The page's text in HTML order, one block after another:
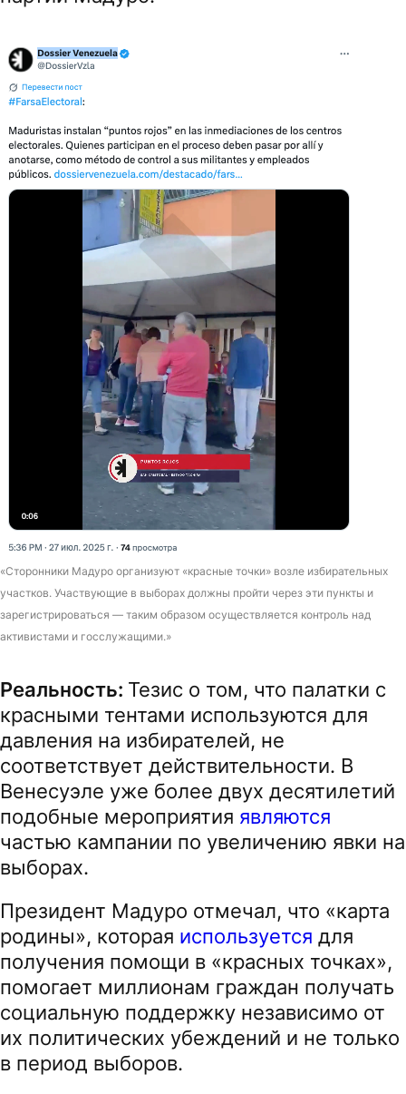
«Сторонники Мадуро организуют «красные точки» возле избирательных
участков. Участвующие в выборах должны пройти через эти пункты и
зарегистрироваться — таким образом осуществляется контроль над
активистами и госслужащими.»
Реальность: Тезис о том, что палатки с
красными тентами используются для
давления на избирателей, не
соответствует действительности. В
Венесуэле уже более двух десятилетий
подобные мероприятия являются
частью кампании по увеличению явки на
выборах.
Президент Мадуро отмечал, что «карта
родины», которая используется для
получения помощи в «красных точках»,
помогает миллионам граждан получать
социальную поддержку независимо от
их политических убеждений и не только
в период выборов.